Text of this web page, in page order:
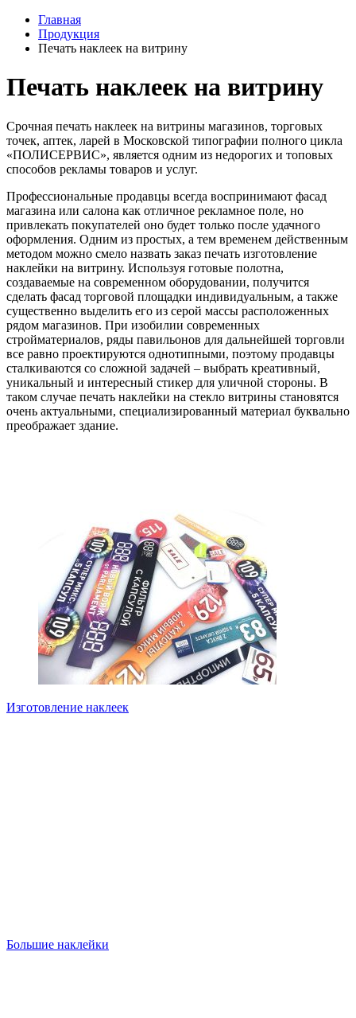
Главная
Продукция
Печать наклеек на витрину
Печать наклеек на витрину
Срочная печать наклеек на витрины магазинов, торговых
точек, аптек, ларей в Московской типографии полного цикла
«ПОЛИСЕРВИС», является одним из недорогих и топовых
способов рекламы товаров и услуг.
Профессиональные продавцы всегда воспринимают фасад
магазина или салона как отличное рекламное поле, но
привлекать покупателей оно будет только после удачного
оформления. Одним из простых, а тем временем действенным
методом можно смело назвать заказ печать изготовление
наклейки на витрину. Используя готовые полотна,
создаваемые на современном оборудовании, получится
сделать фасад торговой площадки индивидуальным, а также
существенно выделить его из серой массы расположенных
рядом магазинов. При изобилии современных
стройматериалов, ряды павильонов для дальнейшей торговли
все равно проектируются однотипными, поэтому продавцы
сталкиваются со сложной задачей – выбрать креативный,
уникальный и интересный стикер для уличной стороны. В
таком случае печать наклейки на стекло витрины становятся
очень актуальными, специализированный материал буквально
преображает здание.
Изготовление наклеек
Большие наклейки